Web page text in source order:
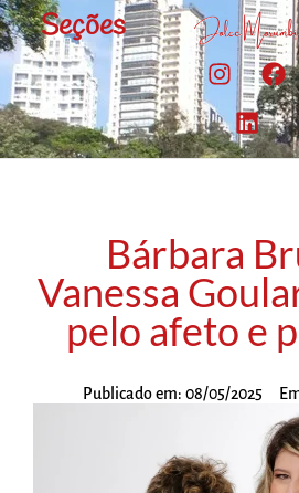
Seções
Bárbara
Vanessa
pelo afeto e
Publicado em: 08/05/2025